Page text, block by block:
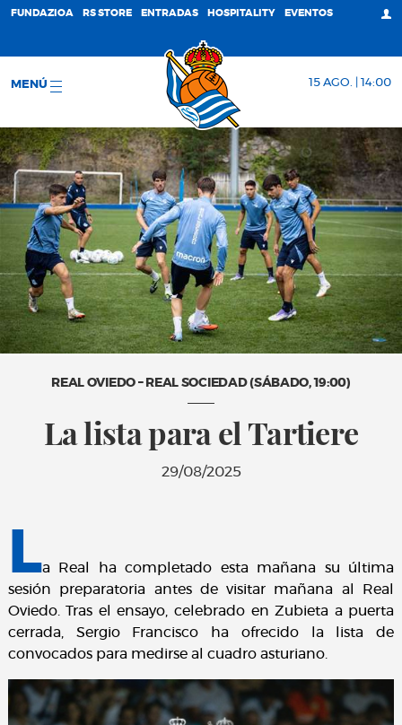
FUNDAZIOA RS STORE ENTRADAS HOSPITALITY EVENTOS
MENÚ 15 AGO. | 14:00
REAL OVIEDO – REAL SOCIEDAD (SÁBADO, 19:00)
La lista para el Tartiere
29/08/2025
La Real ha completado esta mañana su última
sesión preparatoria antes de visitar mañana al Real
Oviedo. Tras el ensayo, celebrado en Zubieta a puerta
cerrada, Sergio Francisco ha ofrecido la lista de
convocados para medirse al cuadro asturiano.